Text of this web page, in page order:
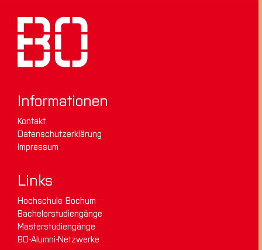
Informationen
Kontakt
Datenschutzerklärung
Impressum
Links
Hochschule Bochum
Bachelorstudiengänge
Masterstudiengänge
BO-Alumni-Netzwerke